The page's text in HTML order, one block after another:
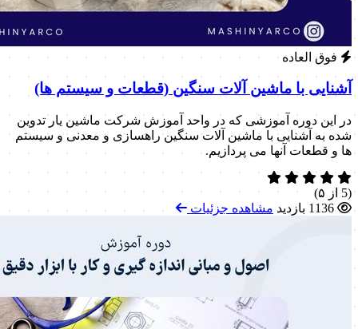
فوق العاده
آشنایی با ماشین آلات سنگین (قطعات و سیستم ها)
در این دوره آموزشی که در واحد آموزش شرکت ماشین یار تدوین
شده به آشنایی با ماشین آلات سنگین راهسازی و معدنی و سیستم
ها و قطعات آنها می پردازیم.
(5 از ۵)
1136 بازدید
مشاهده جزئیات